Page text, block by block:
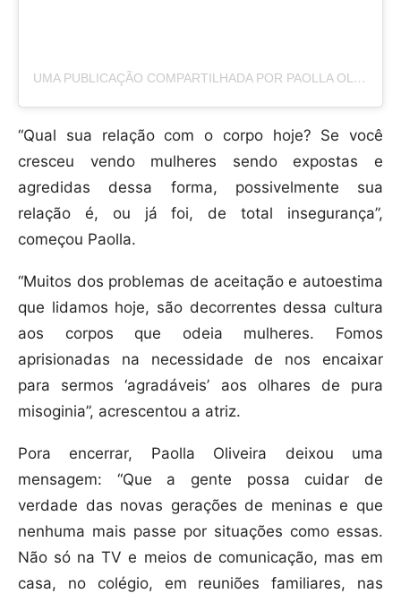
UMA PUBLICAÇÃO COMPARTILHADA POR PAOLLA OLIVEIRA (@PAOLLAOLIVEIRAREAL)
“Qual sua relação com o corpo hoje? Se você
cresceu vendo mulheres sendo expostas e
agredidas dessa forma, possivelmente sua
relação é, ou já foi, de total insegurança”,
começou Paolla.
“Muitos dos problemas de aceitação e autoestima
que lidamos hoje, são decorrentes dessa cultura
aos corpos que odeia mulheres. Fomos
aprisionadas na necessidade de nos encaixar
para sermos ‘agradáveis’ aos olhares de pura
misoginia”, acrescentou a atriz.
Pora encerrar, Paolla Oliveira deixou uma
mensagem: “Que a gente possa cuidar de
verdade das novas gerações de meninas e que
nenhuma mais passe por situações como essas.
Não só na TV e meios de comunicação, mas em
casa, no colégio, em reuniões familiares, nas